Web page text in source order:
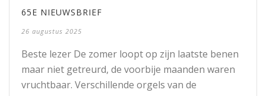
65E NIEUWSBRIEF
26 augustus 2025
Beste lezer De zomer loopt op zijn laatste benen
maar niet getreurd, de voorbije maanden waren
vruchtbaar. Verschillende orgels van de